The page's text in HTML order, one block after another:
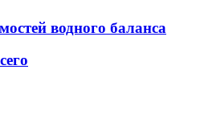
водного баланса